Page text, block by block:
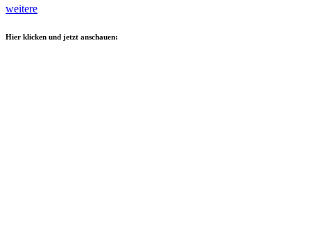
weitere
Hier klicken und jetzt anschauen: